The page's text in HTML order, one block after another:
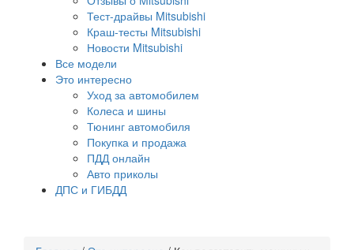
Тест-драйвы Mitsubishi
Краш-тесты Mitsubishi
Новости Mitsubishi
Все модели
Это интересно
Уход за автомобилем
Колеса и шины
Тюнинг автомобиля
Покупка и продажа
ПДД онлайн
Авто приколы
ДПС и ГИБДД